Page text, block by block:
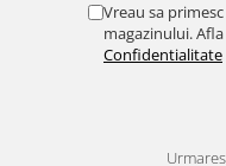
Vreau sa
magazinului.
Confidentialitate